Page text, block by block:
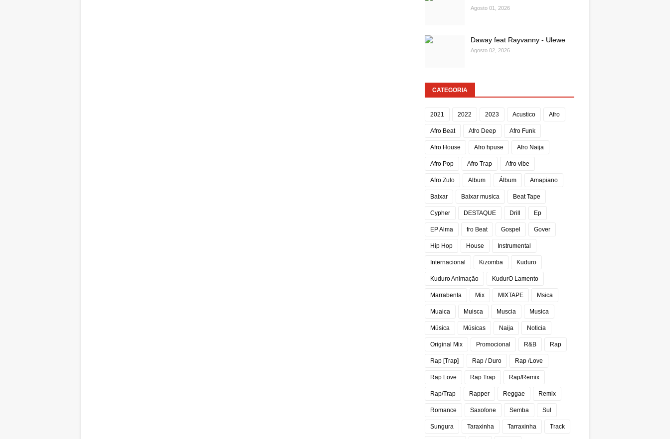
Agosto 01, 2026
Daway feat Rayvanny - Ulewe
Agosto 02, 2026
CATEGORIA
2021 2022 2023 Acustico Afro
Afro Beat Afro Deep Afro Funk
Afro House Afro hpuse Afro Naija
Afro Pop Afro Trap Afro vibe
Afro Zulo Album Álbum Amapiano
Baixar Baixar musica Beat Tape
Cypher DESTAQUE Drill Ep
EP Alma fro Beat Gospel Gover
Hip Hop House Instrumental
Internacional Kizomba Kuduro
Kuduro Animação KudurO Lamento
Marrabenta Mix MIXTAPE Msica
Muaica Muisca Muscia Musica
Música Músicas Naija Noticia
Original Mix Promocional R&B Rap
Rap [Trap] Rap / Duro Rap /Love
Rap Love Rap Trap Rap/Remix
Rap/Trap Rapper Reggae Remix
Romance Saxofone Semba Sul
Sungura Taraxinha Tarraxinha Track